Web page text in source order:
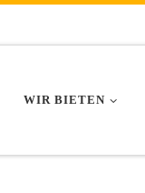
WIR BIETEN